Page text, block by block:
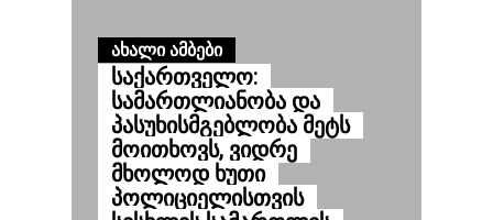
ᲐᲮᲐᲚᲘ ᲐᲛᲑᲔᲑᲘ
საქართველო:
სამართლიანობა და
პასუხისმგებლობა მეტს
მოითხოვს, ვიდრე
მხოლოდ ხუთი
პოლიციელისთვის